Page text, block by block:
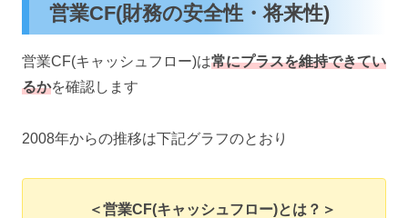
営業CF(財務の安全性・将来性)
営業CF(キャッシュフロー)は常にプラスを維持できてい
るかを確認します
2008年からの推移は下記グラフのとおり
＜営業CF(キャッシュフロー)とは？＞